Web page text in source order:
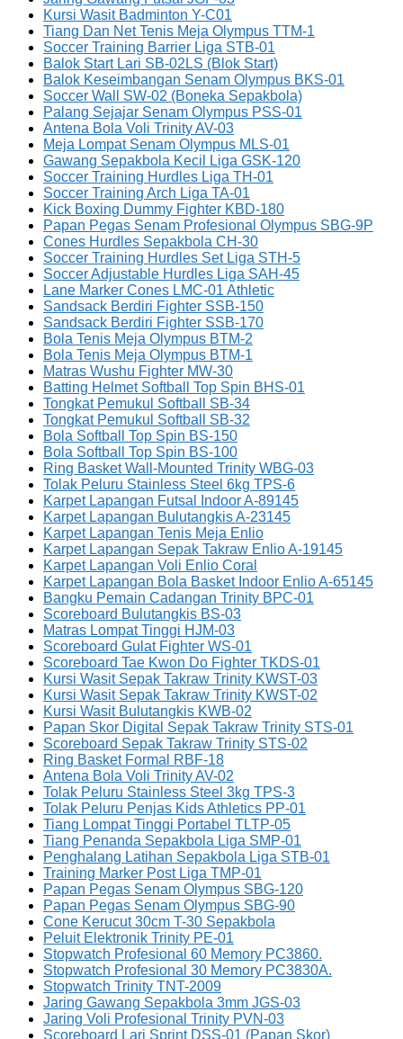
Kursi Wasit Badminton Y-C01
Tiang Dan Net Tenis Meja Olympus TTM-1
Soccer Training Barrier Liga STB-01
Balok Start Lari SB-02LS (Blok Start)
Balok Keseimbangan Senam Olympus BKS-01
Soccer Wall SW-02 (Boneka Sepakbola)
Palang Sejajar Senam Olympus PSS-01
Antena Bola Voli Trinity AV-03
Meja Lompat Senam Olympus MLS-01
Gawang Sepakbola Kecil Liga GSK-120
Soccer Training Hurdles Liga TH-01
Soccer Training Arch Liga TA-01
Kick Boxing Dummy Fighter KBD-180
Papan Pegas Senam Profesional Olympus SBG-9P
Cones Hurdles Sepakbola CH-30
Soccer Training Hurdles Set Liga STH-5
Soccer Adjustable Hurdles Liga SAH-45
Lane Marker Cones LMC-01 Athletic
Sandsack Berdiri Fighter SSB-150
Sandsack Berdiri Fighter SSB-170
Bola Tenis Meja Olympus BTM-2
Bola Tenis Meja Olympus BTM-1
Matras Wushu Fighter MW-30
Batting Helmet Softball Top Spin BHS-01
Tongkat Pemukul Softball SB-34
Tongkat Pemukul Softball SB-32
Bola Softball Top Spin BS-150
Bola Softball Top Spin BS-100
Ring Basket Wall-Mounted Trinity WBG-03
Tolak Peluru Stainless Steel 6kg TPS-6
Karpet Lapangan Futsal Indoor A-89145
Karpet Lapangan Bulutangkis A-23145
Karpet Lapangan Tenis Meja Enlio
Karpet Lapangan Sepak Takraw Enlio A-19145
Karpet Lapangan Voli Enlio Coral
Karpet Lapangan Bola Basket Indoor Enlio A-65145
Bangku Pemain Cadangan Trinity BPC-01
Scoreboard Bulutangkis BS-03
Matras Lompat Tinggi HJM-03
Scoreboard Gulat Fighter WS-01
Scoreboard Tae Kwon Do Fighter TKDS-01
Kursi Wasit Sepak Takraw Trinity KWST-03
Kursi Wasit Sepak Takraw Trinity KWST-02
Kursi Wasit Bulutangkis KWB-02
Papan Skor Digital Sepak Takraw Trinity STS-01
Scoreboard Sepak Takraw Trinity STS-02
Ring Basket Formal RBF-18
Antena Bola Voli Trinity AV-02
Tolak Peluru Stainless Steel 3kg TPS-3
Tolak Peluru Penjas Kids Athletics PP-01
Tiang Lompat Tinggi Portabel TLTP-05
Tiang Penanda Sepakbola Liga SMP-01
Penghalang Latihan Sepakbola Liga STB-01
Training Marker Post Liga TMP-01
Papan Pegas Senam Olympus SBG-120
Papan Pegas Senam Olympus SBG-90
Cone Kerucut 30cm T-30 Sepakbola
Peluit Elektronik Trinity PE-01
Stopwatch Profesional 60 Memory PC3860.
Stopwatch Profesional 30 Memory PC3830A.
Stopwatch Trinity TNT-2009
Jaring Gawang Sepakbola 3mm JGS-03
Jaring Voli Profesional Trinity PVN-03
Scoreboard Lari Sprint DSS-01 (Papan Skor)